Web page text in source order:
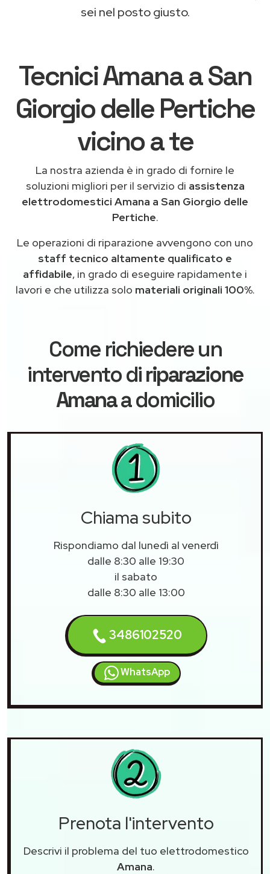
sei nel posto giusto.
Tecnici Amana a San
Giorgio delle Pertiche
vicino a te
La nostra azienda è in grado di fornire le
soluzioni migliori per il servizio di assistenza
elettrodomestici Amana a San Giorgio delle
Pertiche.
Le operazioni di riparazione avvengono con uno
staff tecnico altamente qualificato e
affidabile, in grado di eseguire rapidamente i
lavori e che utilizza solo materiali originali 100%.
Come richiedere un
intervento diriparazione
Amanaa domicilio
Chiama subito
Rispondiamo dal lunedì al venerdì
dalle 8:30 alle 19:30
il sabato
dalle 8:30 alle 13:00
3486102520
WhatsApp
Prenota l'intervento
Descrivi il problema del tuo elettrodomestico
Amana.